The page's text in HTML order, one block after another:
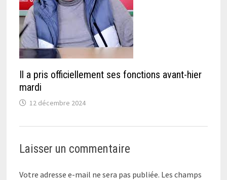
Il a pris officiellement ses fonctions avant-hier
mardi
12 décembre 2024
Laisser un commentaire
Votre adresse e-mail ne sera pas publiée. Les champs